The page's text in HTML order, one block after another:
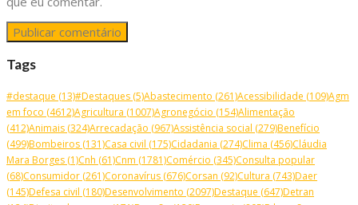
Tags
#destaque (13)#Destaques (5)Abastecimento (261)Acessibilidade (109)Agm
em foco (4612)Agricultura (1007)Agronegócio (154)Alimentação
(412)Animais (324)Arrecadação (967)Assistência social (279)Benefício
(499)Bombeiros (131)Casa civil (175)Cidadania (274)Clima (456)Cláudia
Mara Borges (1)Cnh (61)Cnm (1781)Comércio (345)Consulta popular
(68)Consumidor (261)Coronavírus (676)Corsan (92)Cultura (743)Daer
(145)Defesa civil (180)Desenvolvimento (2097)Destaque (647)Detran